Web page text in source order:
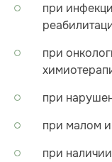
при
при
при
при малом
при